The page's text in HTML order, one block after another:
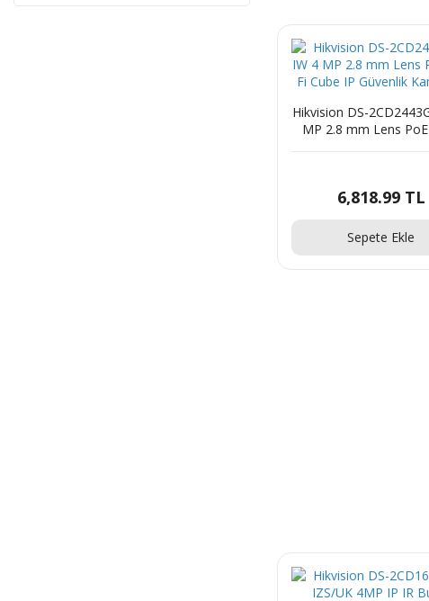
Hikvision DS-
MP 2.8 mm Lens
6,818.99 TL
Sepete Ekle